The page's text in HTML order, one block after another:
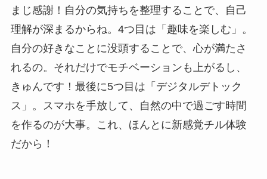
まじ感謝！自分の気持ちを整理することで、自己
理解が深まるからね。4つ目は「趣味を楽しむ」。
自分の好きなことに没頭することで、心が満たさ
れるの。それだけでモチベーションも上がるし、
きゅんです！最後に5つ目は「デジタルデトック
ス」。スマホを手放して、自然の中で過ごす時間
を作るのが大事。これ、ほんとに新感覚チル体験
だから！